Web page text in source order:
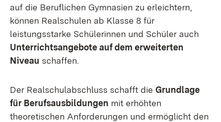
auf die Beruflichen Gymnasien zu erleichtern,
können Realschulen ab Klasse 8 für
leistungsstarke Schülerinnen und Schüler auch
Unterrichtsangebote auf dem erweiterten
Niveau schaffen.
Der Realschulabschluss schafft die Grundlage
für Berufsausbildungen mit erhöhten
theoretischen Anforderungen und ermöglicht den